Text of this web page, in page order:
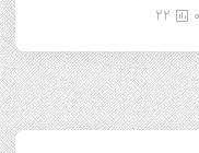
22